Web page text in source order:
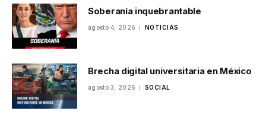
Soberanía inquebrantable
agosto 4, 2026 NOTICIAS
Brecha digital universitaria en México
agosto 3, 2026 SOCIAL